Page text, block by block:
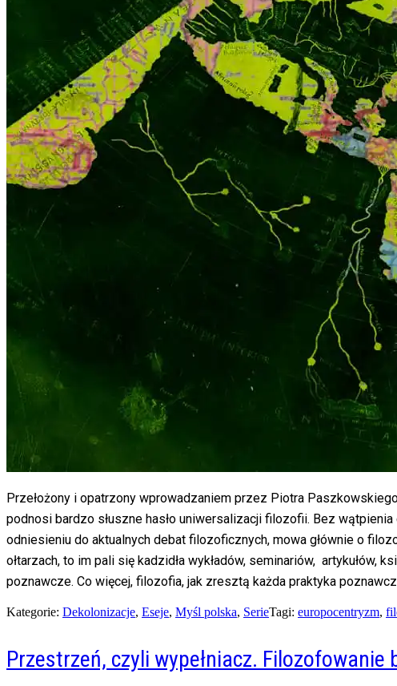
Przełożony i opatrzony wprowadzaniem przez Piotra
podnosi bardzo słuszne hasło uniwersalizacji filozofii. Bez
odniesieniu do aktualnych debat filozoficznych, mowa głównie o
ołtarzach, to im pali się kadzidła wykładów, seminariów,
poznawcze. Co więcej, filozofia, jak zresztą każda praktyka
Kategorie: Dekolonizacje, Eseje, Myśl polska, SerieTagi: europocentryzm,
Przestrzeń, czyli wypełniacz.